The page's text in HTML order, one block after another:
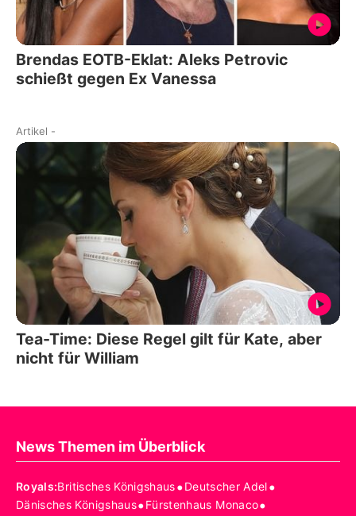
Brendas EOTB-Eklat: Aleks Petrovic
schießt gegen Ex Vanessa
Artikel -
Tea-Time: Diese Regel gilt für Kate, aber
nicht für William
News Themen im Überblick
Royals:Britisches Königshaus•Deutscher Adel•
Dänisches Königshaus•Fürstenhaus Monaco•